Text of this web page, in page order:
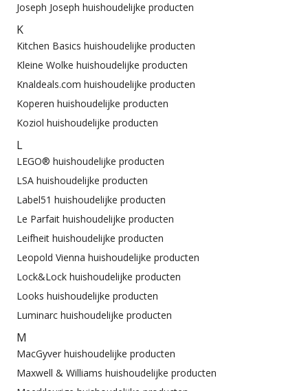
Joseph Joseph huishoudelijke producten
K
Kitchen Basics huishoudelijke producten
Kleine Wolke huishoudelijke producten
Knaldeals.com huishoudelijke producten
Koperen huishoudelijke producten
Koziol huishoudelijke producten
L
LEGO® huishoudelijke producten
LSA huishoudelijke producten
Label51 huishoudelijke producten
Le Parfait huishoudelijke producten
Leifheit huishoudelijke producten
Leopold Vienna huishoudelijke producten
Lock&Lock huishoudelijke producten
Looks huishoudelijke producten
Luminarc huishoudelijke producten
M
MacGyver huishoudelijke producten
Maxwell & Williams huishoudelijke producten